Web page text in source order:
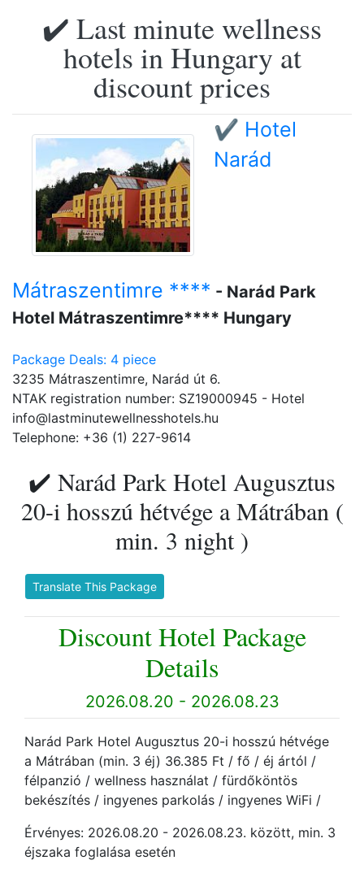
✔️ Last minute wellness
hotels in Hungary at
discount prices
✔️ Hotel
Narád
Mátraszentimre **** - Narád Park
Hotel Mátraszentimre**** Hungary
Package Deals: 4 piece
3235 Mátraszentimre, Narád út 6.
NTAK registration number: SZ19000945 - Hotel
info@lastminutewellnesshotels.hu
Telephone: +36 (1) 227-9614
✔️ Narád Park Hotel Augusztus
20-i hosszú hétvége a Mátrában (
min. 3 night )
Translate This Package
Discount Hotel Package
Details
2026.08.20 - 2026.08.23
Narád Park Hotel Augusztus 20-i hosszú hétvége
a Mátrában (min. 3 éj) 36.385 Ft / fő / éj ártól /
félpanzió / wellness használat / fürdőköntös
bekészítés / ingyenes parkolás / ingyenes WiFi /
Érvényes: 2026.08.20 - 2026.08.23. között, min. 3
éjszaka foglalása esetén